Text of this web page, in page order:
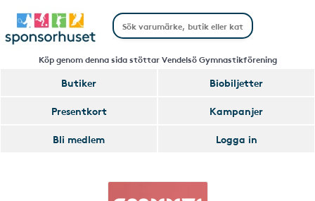
Köp genom denna sida stöttar Vendelsö Gymnastikförening
Butiker
Biobiljetter
Presentkort
Kampanjer
Bli medlem
Logga in